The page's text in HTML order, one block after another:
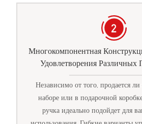
Многокомпонентная
Удовлетворения Различных
Независимо от того, продается
наборе или в подарочной
ручка идеально подойдет для